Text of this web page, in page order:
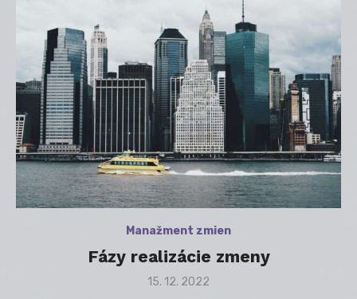
Manažment zmien
Fázy realizácie zmeny
Posted
15. 12. 2022